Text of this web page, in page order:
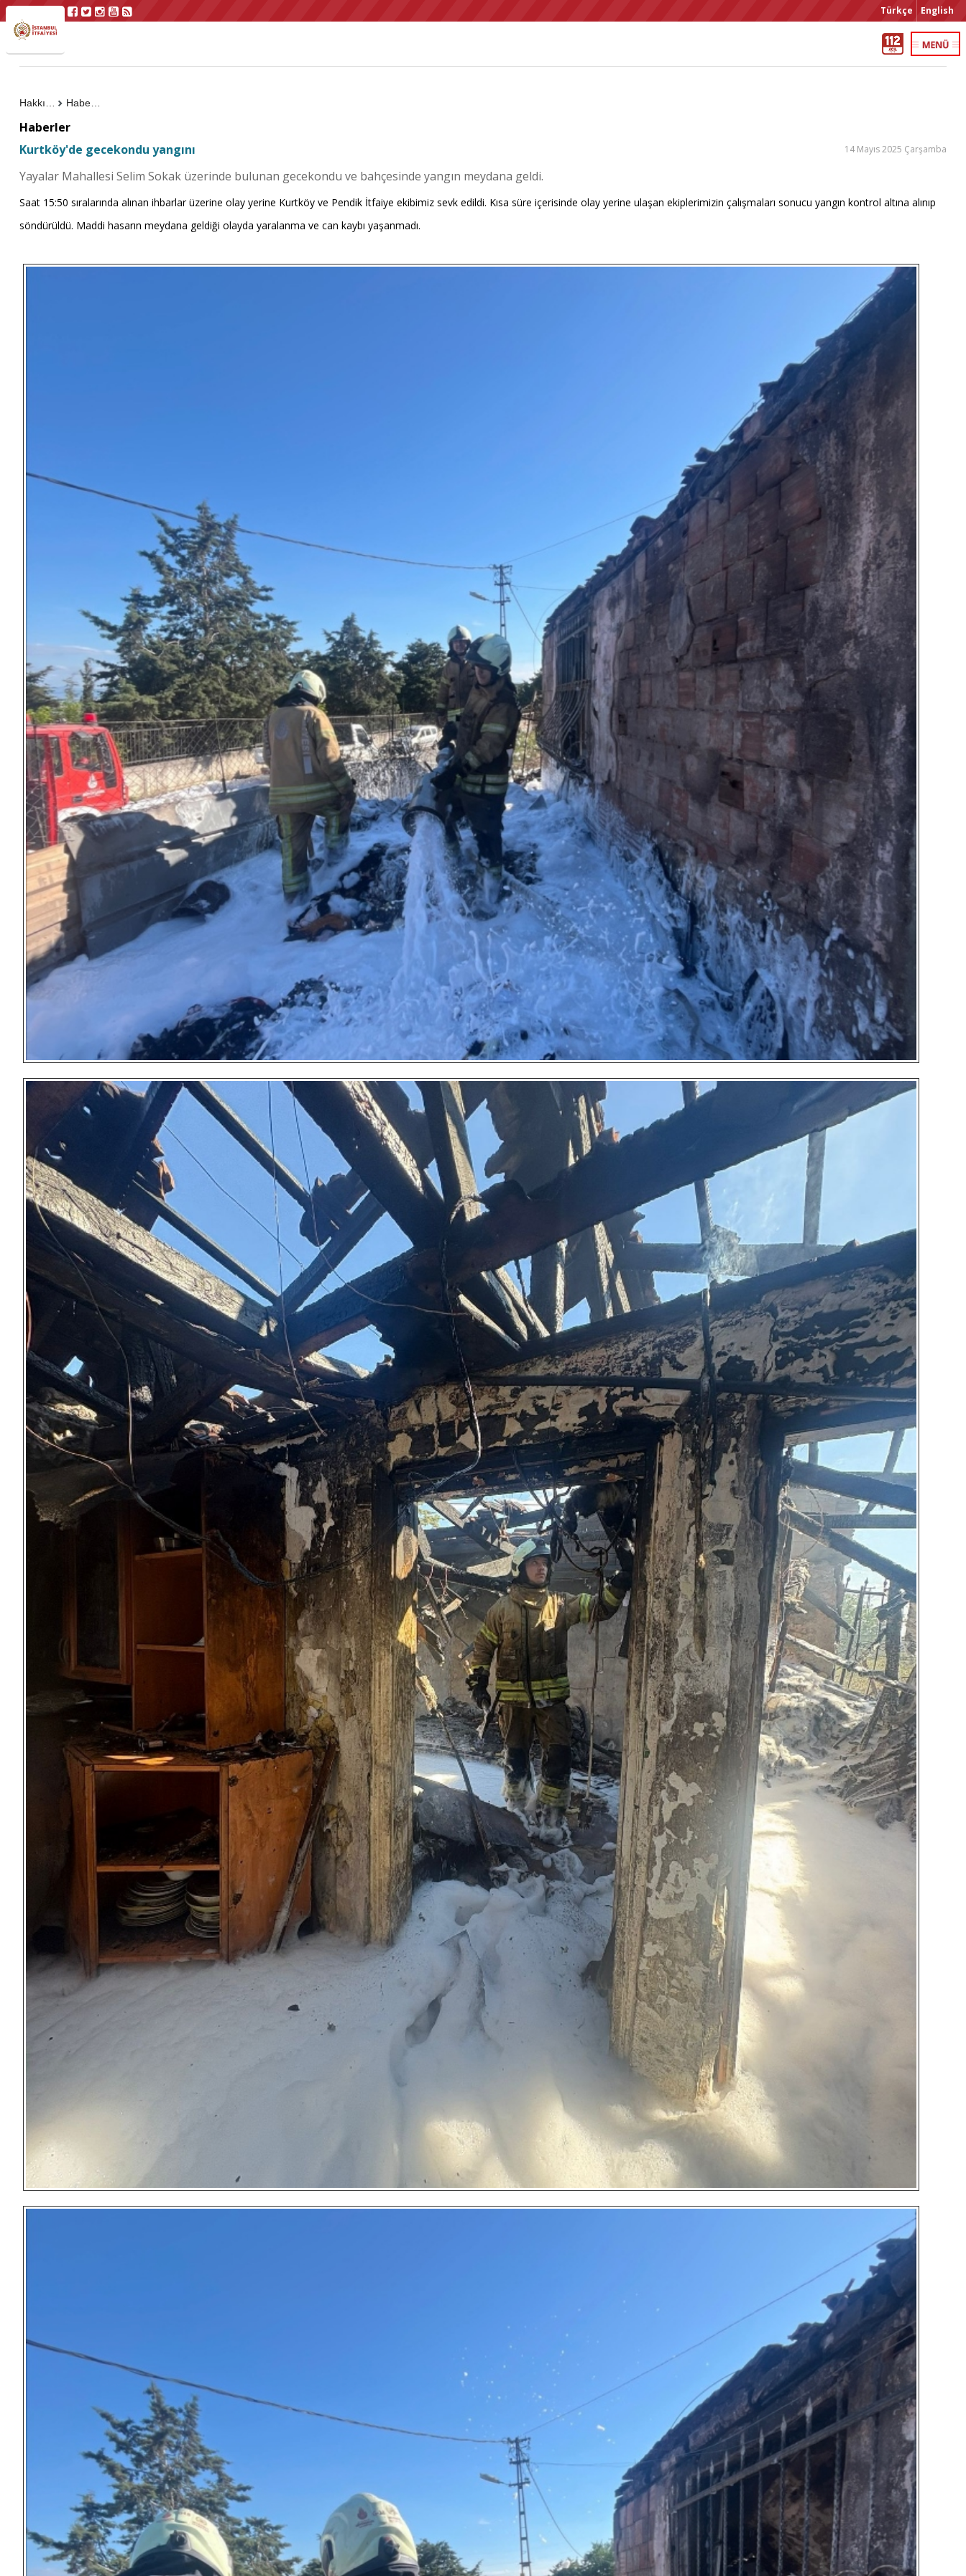
Türkçe English
Haberler
Haberler
Kurtköy'de gecekondu yangını
14 Mayıs 2025 Çarşamba
Yayalar Mahallesi Selim Sokak üzerinde bulunan gecekondu ve bahçesinde yangın meydana geldi.
Saat 15:50 sıralarında alınan ihbarlar üzerine olay yerine Kurtköy ve Pendik İtfaiye ekibimiz sevk edildi. Kısa süre içerisinde olay yerine ulaşan ekiplerimizin çalışmaları sonucu yangın kontrol altına alınıp
söndürüldü. Maddi hasarın meydana geldiği olayda yaralanma ve can kaybı yaşanmadı.